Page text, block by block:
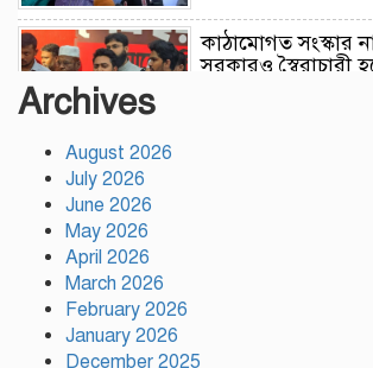
কাঠামোগত সংস্কার
সরকারও স্বৈরাচারী
Archives
August 2026
July 2026
June 2026
May 2026
April 2026
March 2026
February 2026
January 2026
December 2025